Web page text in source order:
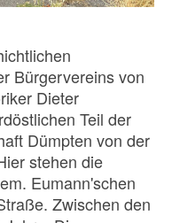
Bürgervereins von
Dieter
Teil der
Dümpten von der
stehen die
Eumann'schen
Zwischen den